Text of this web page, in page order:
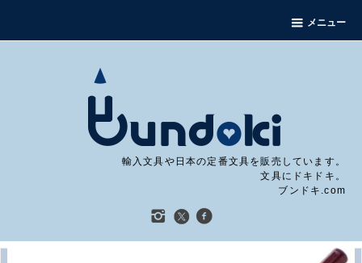
メニュー
輸入文具や日本の定番文具を販売しています。
文具にドキドキ。
ブンドキ.com